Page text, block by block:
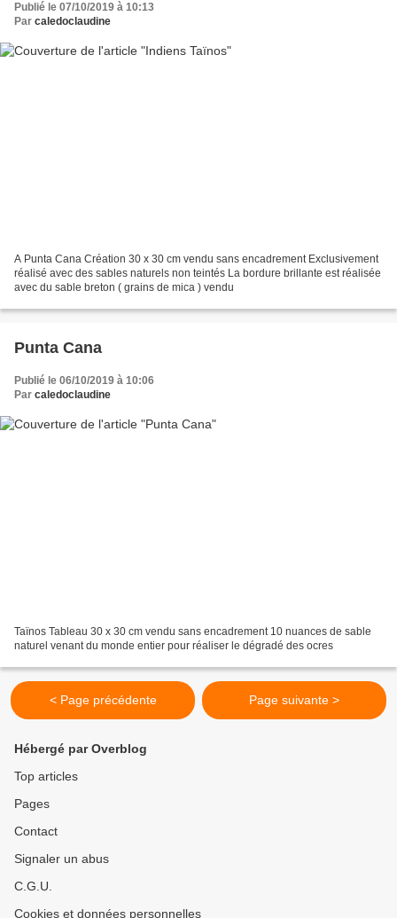
Publié le 07/10/2019 à 10:13
Par caledoclaudine
A Punta Cana Création 30 x 30 cm vendu sans encadrement Exclusivement
réalisé avec des sables naturels non teintés La bordure brillante est réalisée
avec du sable breton ( grains de mica ) vendu
Punta Cana
Publié le 06/10/2019 à 10:06
Par caledoclaudine
Taïnos Tableau 30 x 30 cm vendu sans encadrement 10 nuances de sable
naturel venant du monde entier pour réaliser le dégradé des ocres
< Page précédente Page suivante >
Hébergé par Overblog
Top articles
Pages
Contact
Signaler un abus
C.G.U.
Cookies et données personnelles